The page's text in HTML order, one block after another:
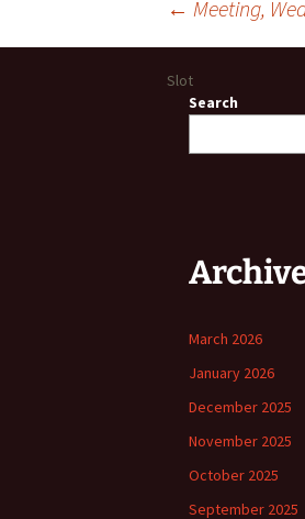
navigation
← Meeting,
Search
March 2026
January 2026
December 2025
November 2025
October 2025
September 2025
Slot